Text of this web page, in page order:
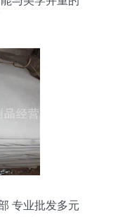
专业批发多元